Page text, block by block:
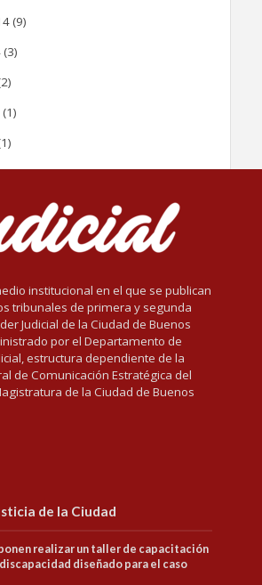
(9)
(3)
(1)
institucional en el que se publican
tribunales de primera y segunda
Judicial de la Ciudad de Buenos
por el Departamento de
estructura dependiente de la
de Comunicación Estratégica del
de la Ciudad de Buenos
de la Ciudad
realizar un taller de capacitación
diseñado para el caso